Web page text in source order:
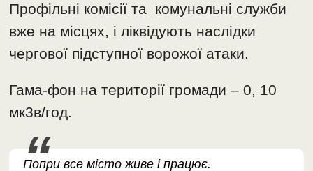
Профільні комісії та комунальні служби
вже на місцях, і ліквідують наслідки
чергової підступної ворожої атаки.
Гама-фон на території громади – 0, 10
мк3в/год.
Попри все місто живе і працює.